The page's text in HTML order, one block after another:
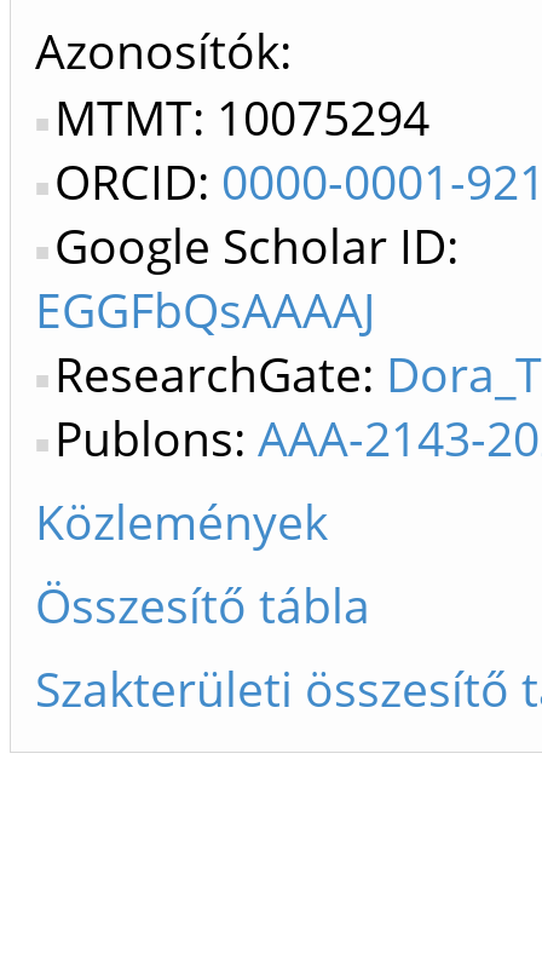
Azonosítók
MTMT: 10075294
ORCID: 0000-0001-
Google Scholar ID:
EGGFbQsAAAAJ
ResearchGate:
Publons: AAA-2143-
Közlemények
Összesítő tábla
Szakterületi összesítő